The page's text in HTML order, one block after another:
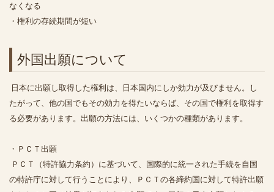
なくなる
・権利の存続期間が短い
外国出願について
日本に出願し取得した権利は、日本国内にしか効力が及びません。し
たがって、他の国でもその効力を得たいならば、その国で権利を取得す
る必要があります。出願の方法には、いくつかの種類があります。
・ＰＣＴ出願
ＰＣＴ（特許協力条約）に基づいて、国際的に統一された手続を自国
の特許庁に対して行うことにより、ＰＣＴの各締約国に対して特許出願